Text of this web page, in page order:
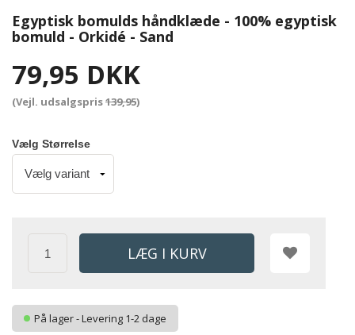
Egyptisk bomulds håndklæde - 100% egyptisk
bomuld - Orkidé - Sand
79,95 DKK
(Vejl. udsalgspris139,95)
Vælg Størrelse
På lager - Levering 1-2 dage